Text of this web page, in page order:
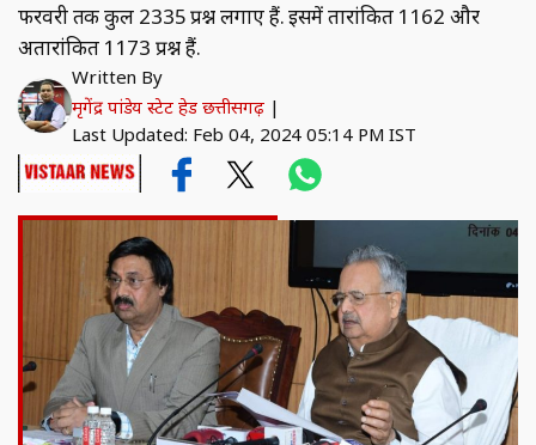
फरवरी तक कुल 2335 प्रश्न लगाए हैं. इसमें तारांकित 1162 और
अतारांकित 1173 प्रश्न हैं.
Written By
मृगेंद्र पांडेय स्टेट हेड छत्तीसगढ़ |
Last Updated: Feb 04, 2024 05:14 PM IST